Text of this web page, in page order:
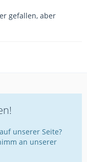
gefallen, aber
unserer Seite?
an unserer